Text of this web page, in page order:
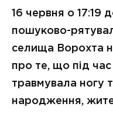
16 червня о 17:19
пошуково-
селища Ворохта
про те, що під
травмувала ногу
народження,